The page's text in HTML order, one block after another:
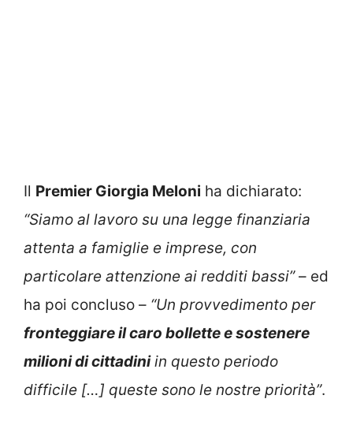
Il Premier Giorgia Meloni ha dichiarato:
“Siamo al lavoro su una legge finanziaria
attenta a famiglie e imprese, con
particolare attenzione ai redditi bassi”– ed
ha poi concluso – “Un provvedimento per
fronteggiare il caro bollette e sostenere
milioni di cittadiniin questo periodo
difficile […] queste sono le nostre priorità”.